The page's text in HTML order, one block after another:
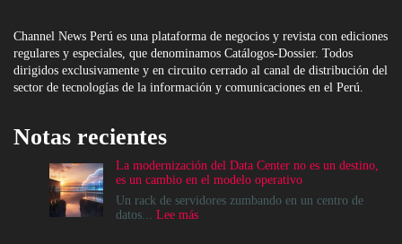
Channel News Perú es una plataforma de negocios y revista con ediciones
regulares y especiales, que denominamos Catálogos-Dossier. Todos
dirigidos exclusivamente y en circuito cerrado al canal de distribución del
sector de tecnologías de la información y comunicaciones en el Perú.
Notas recientes
La modernización del Data Center no es un destino,
es un cambio en el modelo operativo
Un rack de servidores zumbando en un centro de
datos... Lee más: